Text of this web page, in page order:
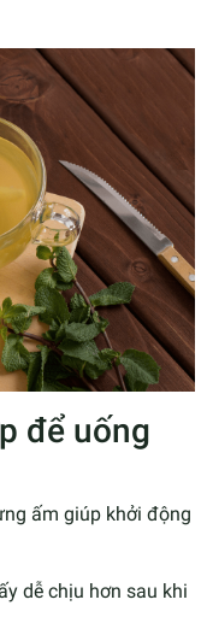
để uống
ấm giúp khởi động
dễ chịu hơn sau khi